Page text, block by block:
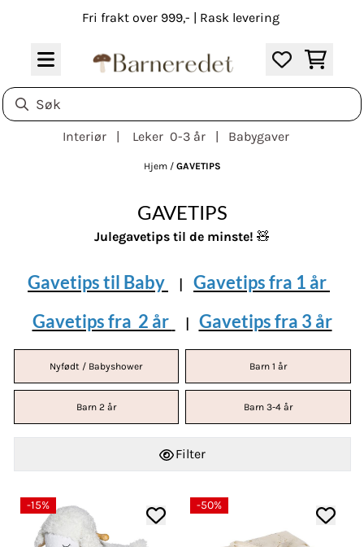
Hopp til innholdFri frakt over 999,- | Rask levering
Interiør | Leker 0-3 år | Babygaver
Hjem / GAVETIPS
GAVETIPS
Julegavetips til de minste! 🧸
Gavetips til Baby | Gavetips fra 1 år
Gavetips fra 2 år
| Gavetips fra 3 år
Nyfødt / Babyshower Barn 1 år
Barn 2 år Barn 3-4 år
Filter
-15% -50%